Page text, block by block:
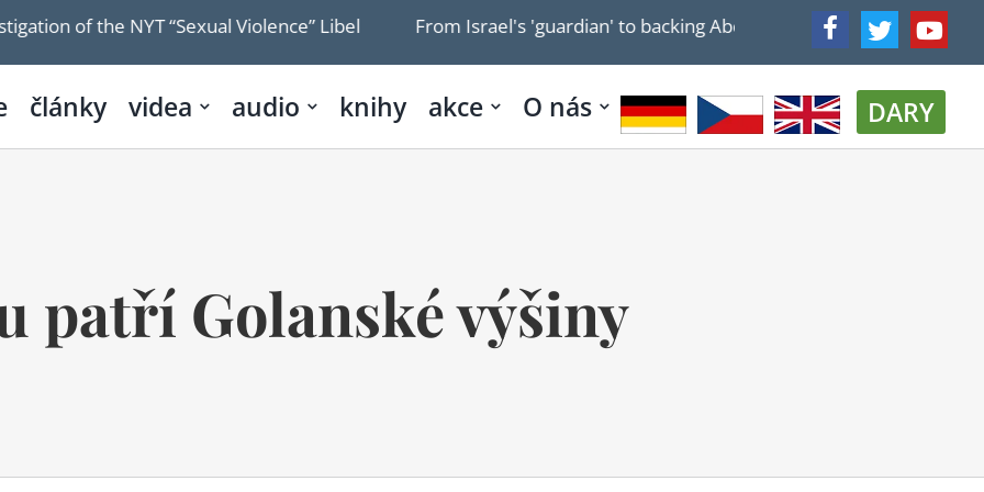
of the NYT “Sexual Violence” Libel From Israel's 'guardian' to backing Abdul El-Sayed: Has Chuck
články videa audio knihy akce O nás DARY
patří Golanské výšiny